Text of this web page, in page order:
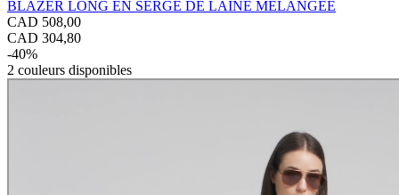
BLAZER LONG EN SERGÉ DE LAINE MÉLANGÉE
CAD 508,00
CAD 304,80
-40%
2 couleurs disponibles